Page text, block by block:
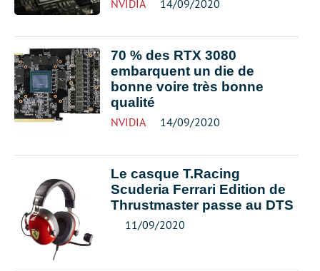
NVIDIA 14/09/2020
70 % des RTX 3080
embarquent un die de
bonne voire très bonne
qualité
NVIDIA 14/09/2020
Le casque T.Racing
Scuderia Ferrari Edition de
Thrustmaster passe au DTS
11/09/2020